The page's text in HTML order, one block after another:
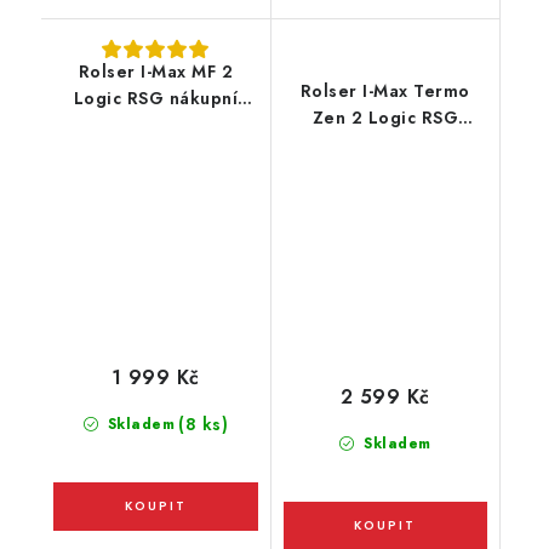
Rolser I-Max MF 2
Logic RSG nákupní
Skladem (8 ks)
1 999 Kč
Rolser I-Max Termo
Zen 2 Logic RSG
Skladem
2 599 Kč